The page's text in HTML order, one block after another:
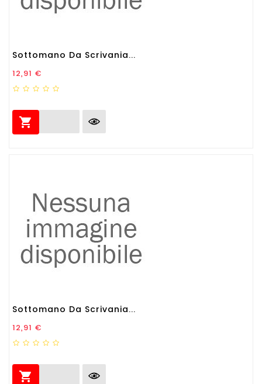
Sottomano Da Scrivania...
Prezzo
12,91 €

Sottomano Da Scrivania...
Prezzo
12,91 €
